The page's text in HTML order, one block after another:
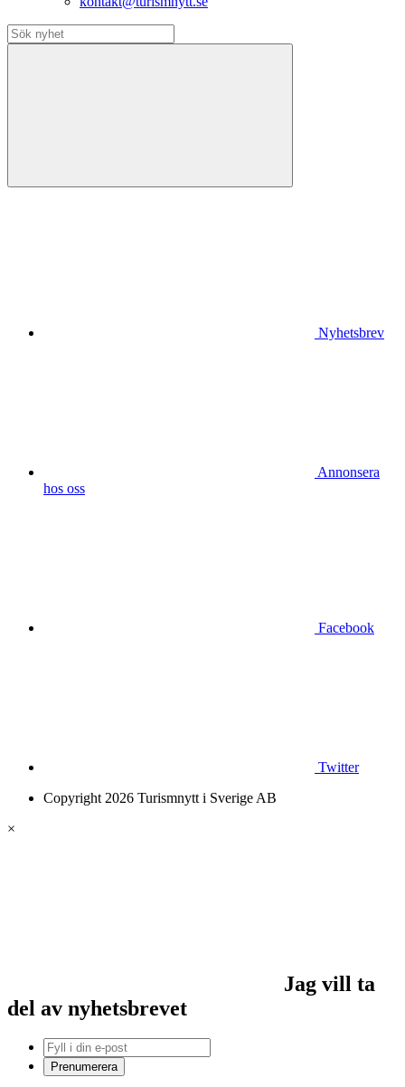
Nyhetsbrev
Annonsera
hos oss
Facebook
Twitter
Copyright 2026 Turismnytt i Sverige AB
×
Jag vill ta
del av nyhetsbrevet
Prenumerera